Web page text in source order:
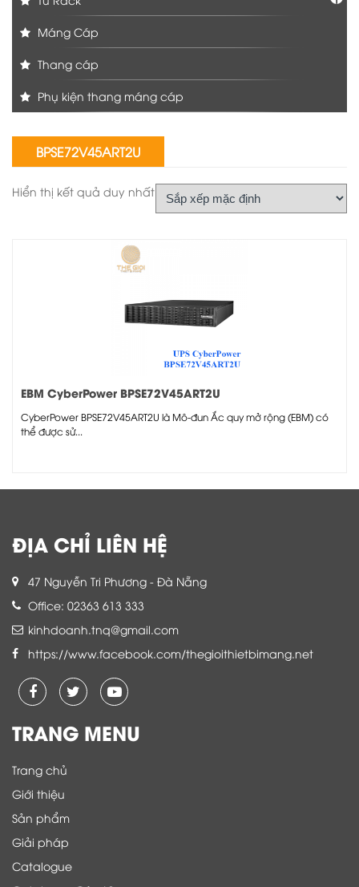
Máng Cáp
Thang cáp
Phụ kiện thang máng cáp
BPSE72V45ART2U
Hiển thị kết quả duy nhất
EBM CyberPower BPSE72V45ART2U
CyberPower BPSE72V45ART2U là Mô-đun Ắc quy mở rộng (EBM) có
thể được sử...
ĐỊA CHỈ LIÊN HỆ
47 Nguyễn Tri Phương - Đà Nẵng
Office: 02363 613 333
kinhdoanh.tnq@gmail.com
https://www.facebook.com/thegioithietbimang.net
TRANG MENU
Trang chủ
Giới thiệu
Sản phẩm
Giải pháp
Catalogue